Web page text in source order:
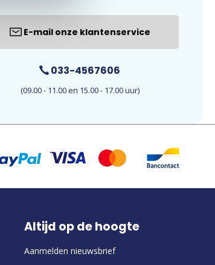
E-mail onze klantenservice
033-4567606
(09.00 - 11.00 en 15.00 - 17.00 uur)
Altijd op de hoogte
Aanmelden nieuwsbrief